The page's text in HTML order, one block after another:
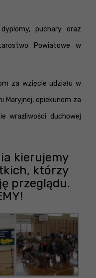
puchary oraz
Powiatowe w
za wzięcie udziału w
Maryjnej, opiekunom za
wrażliwości duchowej
kierujemy
którzy
przeglądu.